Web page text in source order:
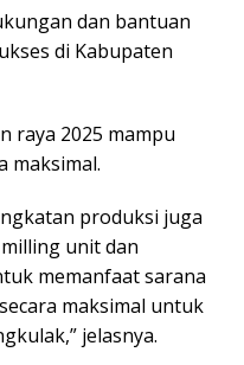
dan bantuan
di Kabupaten
raya 2025 mampu
maksimal.
produksi juga
unit dan
memanfaat sarana
maksimal untuk
jelasnya.